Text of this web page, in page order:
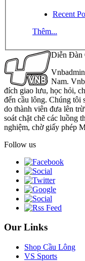
Recent
Thêm...
Diễn Đàn
Nam.
đích giao lưu, học hỏi,
đến cầu lông. Chúng tôi
do thành viên đưa lên
soát chặt chẽ các luồng
nghiệm, chờ giấy phép
Follow us
Our Links
Shop Cầu Lông
VS Sports